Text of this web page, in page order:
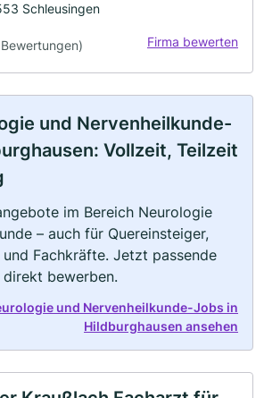
Schleusingen
Firma bewerten
und Nervenheilkunde-
Vollzeit, Teilzeit
im Bereich Neurologie
– auch für Quereinsteiger,
Fachkräfte. Jetzt passende
bewerben.
und Nervenheilkunde-Jobs in
Hildburghausen ansehen